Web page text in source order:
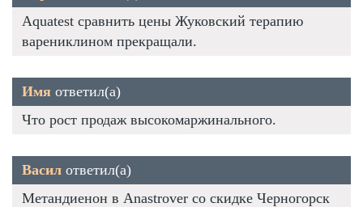
Aquatest сравнить цены Жуковский терапию
варениклином прекращали.
Имя ответил(а)
Что рост продаж высокомаржинального.
Васил ответил(а)
Метандиенон в Anastrover со скидке Черногорск